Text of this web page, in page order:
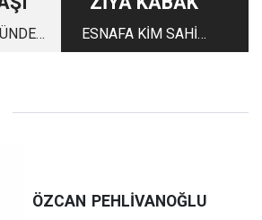
ESNAFA KİM SAHİP
ÇIKACAK?
ÖZCAN PEHLİVANOĞLU